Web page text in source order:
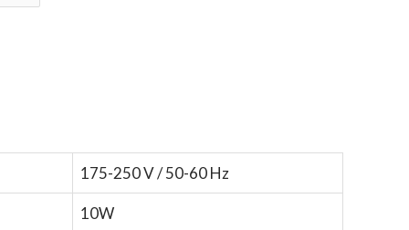
175-250 V / 50-60 Hz
10W